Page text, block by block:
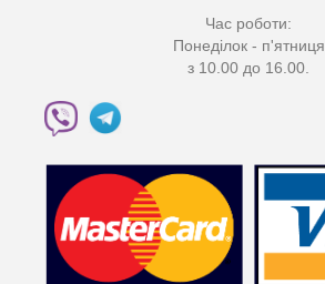
Час роботи:
Понеділок - п'ятниця
з 10.00 до 16.00.